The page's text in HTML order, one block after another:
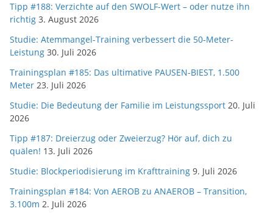
Tipp #188: Verzichte auf den SWOLF-Wert – oder nutze ihn
richtig 3. August 2026
Studie: Atemmangel-Training verbessert die 50-Meter-
Leistung 30. Juli 2026
Trainingsplan #185: Das ultimative PAUSEN-BIEST, 1.500
Meter 23. Juli 2026
Studie: Die Bedeutung der Familie im Leistungssport 20. Juli
2026
Tipp #187: Dreierzug oder Zweierzug? Hör auf, dich zu
quälen! 13. Juli 2026
Studie: Blockperiodisierung im Krafttraining 9. Juli 2026
Trainingsplan #184: Von AEROB zu ANAEROB – Transition,
3.100m 2. Juli 2026